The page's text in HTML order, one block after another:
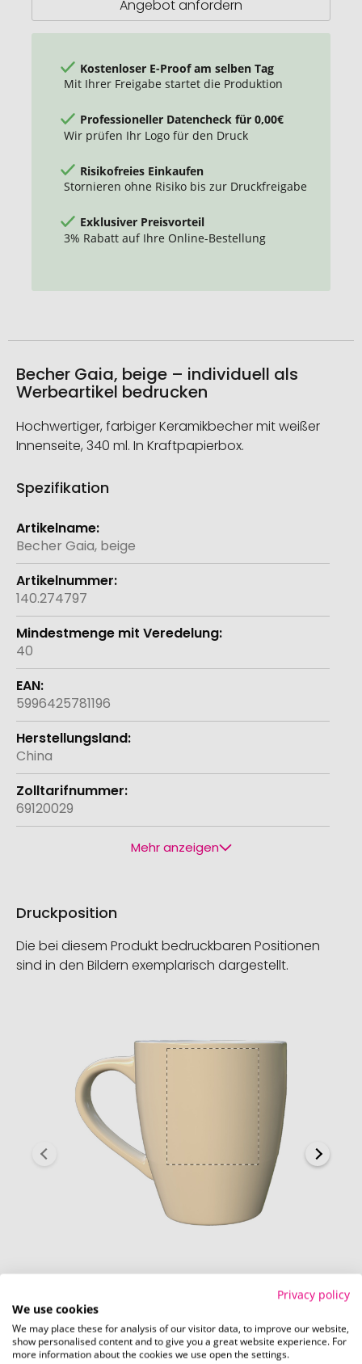
Angebot anfordern
Kostenloser E-Proof am selben Tag
Mit Ihrer Freigabe startet die Produktion
Professioneller Datencheck für 0,00€
Wir prüfen Ihr Logo für den Druck
Risikofreies Einkaufen
Stornieren ohne Risiko bis zur Druckfreigabe
Exklusiver Preisvorteil
3% Rabatt auf Ihre Online-Bestellung
Becher Gaia, beige – individuell als
Werbeartikel bedrucken
Hochwertiger, farbiger Keramikbecher mit weißer
Innenseite, 340 ml. In Kraftpapierbox.
Spezifikation
Weitere
Informationen
Becher Gaia, beige
140.274797
40
5996425781196
China
69120029
Mehr anzeigen
Druckposition
Die bei diesem Produkt bedruckbaren Positionen
sind in den Bildern exemplarisch dargestellt.
Privacy policy
We use cookies
We may place these for analysis of our visitor data, to improve our website,
show personalised content and to give you a great website experience. For
more information about the cookies we use open the settings.